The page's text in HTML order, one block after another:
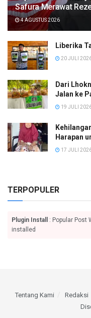
Safura Merawat
4 AGUSTUS 2026
Liberika
20 JULI
Dari
Jalan ke
19 JULI
Harapan
17 JULI
TERPOPULER
Plugin Install
: Popular Post
installed
Tentang Kami Redaksi